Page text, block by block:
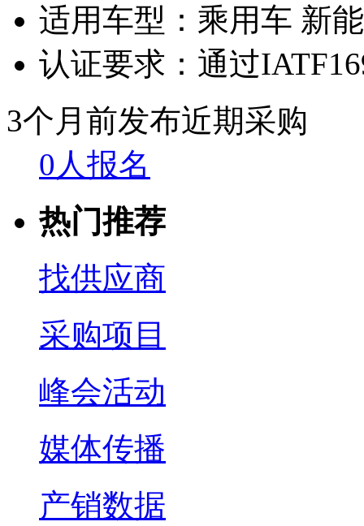
适用车型： 乘用车 新
认证要求： 通过
3个月前发布近期采购
0人报名
热门推荐
找供应商
采购项目
峰会活动
媒体传播
产销数据